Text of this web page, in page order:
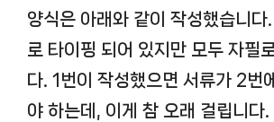
양식은 아래와 같이 작성했습니다
로 타이핑 되어 있지만 모두 자필
다. 1번이 작성했으면 서류가 2번
야 하는데, 이게 참 오래 걸립니다